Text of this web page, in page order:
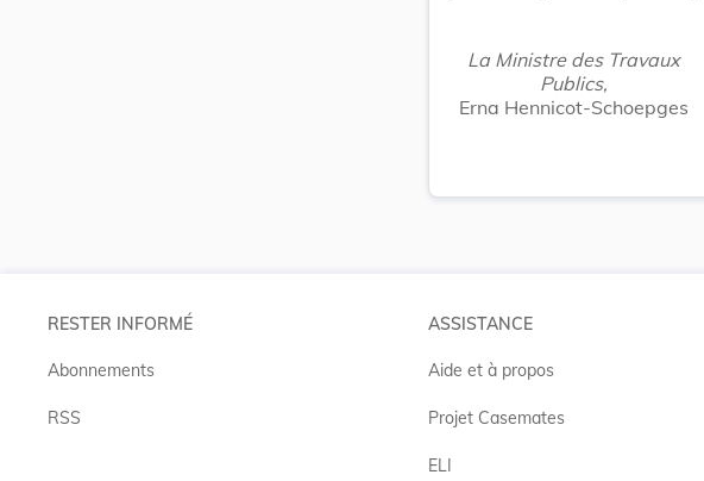
La Ministre des Travaux
Publics,
Erna Hennicot-Schoepges
RESTER INFORMÉ
Abonnements
RSS
ASSISTANCE
Aide et à propos
Projet Casemates
ELI